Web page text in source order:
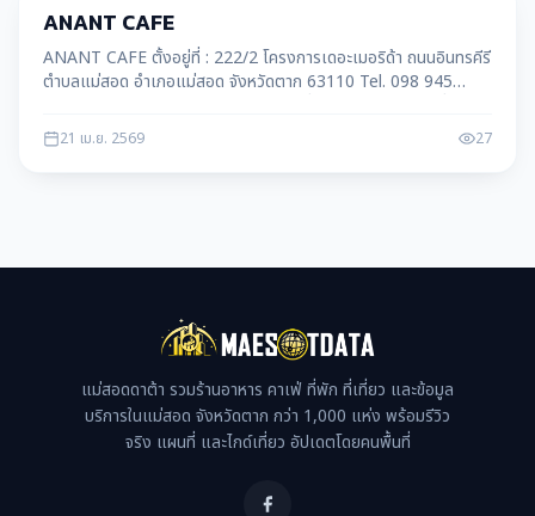
ท่องเที่ยว
ANANT CAFE
ANANT CAFE ตั้งอยู่ที่ : 222/2 โครงการเดอะเมอริด้า ถนนอินทรคีรี
ตำบลแม่สอด อำเภอแม่สอด จังหวัดตาก 63110 Tel. 098 945
กาแฟ21 เม.ย. 2569 27
แม่สอดดาต้า รวมร้านอาหาร คาเฟ่ ที่พัก ที่เที่ยว และข้อมูล
บริการในแม่สอด จังหวัดตาก กว่า 1,000 แห่ง พร้อมรีวิว
จริง แผนที่ และไกด์เที่ยว อัปเดตโดยคนพื้นที่